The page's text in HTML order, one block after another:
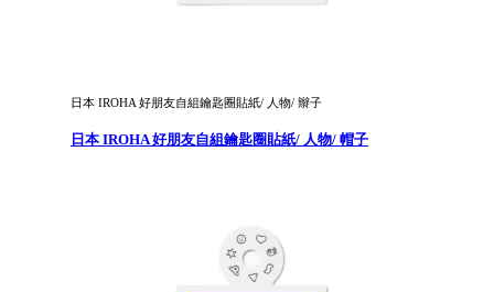
日本 IROHA 好朋友自組鑰匙圈貼紙/ 人物/ 辮子
日本 IROHA 好朋友自組鑰匙圈貼紙/ 人物/ 帽子